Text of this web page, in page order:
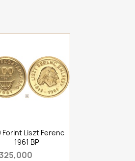
Forint Liszt Ferenc
1961 BP